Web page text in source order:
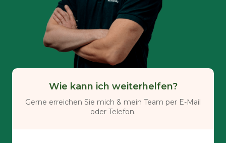
Wie kann ich weiterhelfen?
Gerne erreichen Sie mich & mein Team per E-Mail
oder Telefon.